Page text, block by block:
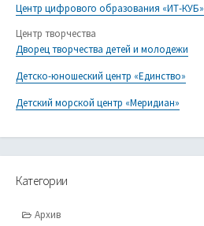
Центр цифрового образования «ИТ-КУБ»
Центр творчества
Дворец творчества детей и молодежи
Детско-юношеский центр «Единство»
Детский морской центр «Меридиан»
Категории
Архив